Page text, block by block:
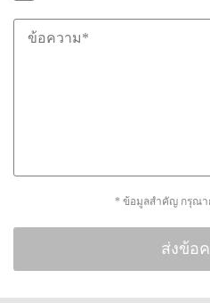
* ข้อมูลสำคัญ กรุณา